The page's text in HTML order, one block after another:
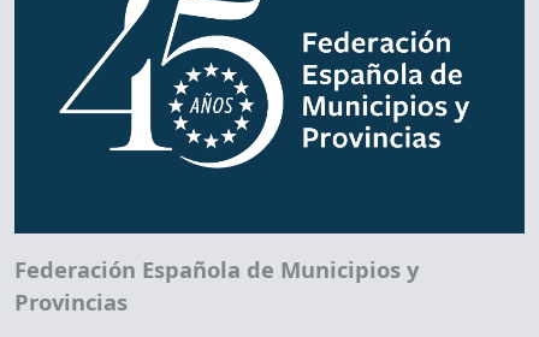
Federación Española de Municipios y
Provincias